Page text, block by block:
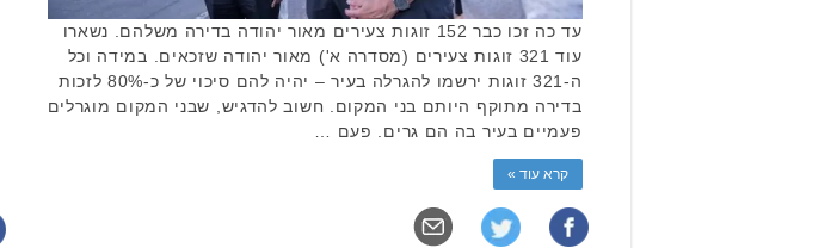
עד כה זכו כבר 152 זוגות צעירים מאור יהודה בדירה משלהם. נשארו
עוד 321 זוגות צעירים (מסדרה א') מאור יהודה שזכאים. במידה וכל
ה-321 זוגות ירשמו להגרלה בעיר – יהיה להם סיכוי של כ-80% לזכות
בדירה מתוקף היותם בני המקום. חשוב להדגיש, שבני המקום מוגרלים
פעמיים בעיר בה הם גרים. פעם …
קרא עוד »